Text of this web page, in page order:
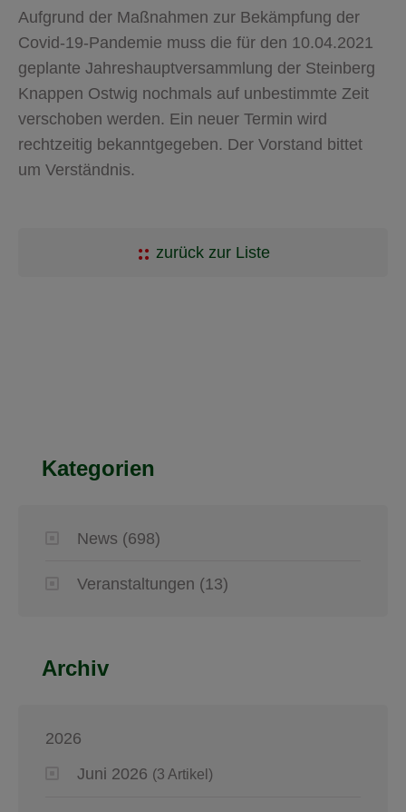
Aufgrund der Maßnahmen zur Bekämpfung der
Covid-19-Pandemie muss die für den 10.04.2021
geplante Jahreshauptversammlung der Steinberg
Knappen Ostwig nochmals auf unbestimmte Zeit
verschoben werden. Ein neuer Termin wird
rechtzeitig bekanntgegeben. Der Vorstand bittet
um Verständnis.
zurück zur Liste
Kategorien
News (698)
Veranstaltungen (13)
Archiv
2026
Juni 2026 (3 Artikel)